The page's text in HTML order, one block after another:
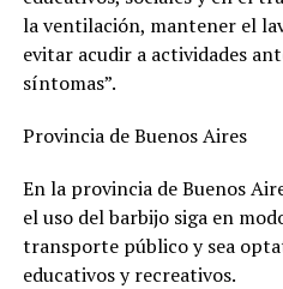
la ventilación, mantener el
evitar acudir a actividades
síntomas”.
Provincia de Buenos Aires
En la provincia de Buenos
el uso del barbijo siga en
transporte público y sea
educativos y recreativos.